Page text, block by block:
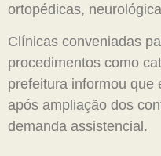
ortopédicas,
Clínicas conveniadas
procedimentos como
prefeitura informou que
após ampliação dos
demanda assistencial.